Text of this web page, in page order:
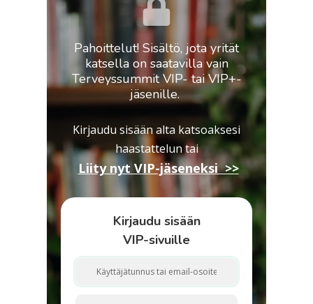
Pahoittelut! Sisältö, jota yrität
katsella on saatavilla vain
Terveyssummit VIP- tai VIP+-
jäsenille.
Kirjaudu sisään alta katsoaksesi
haastatteluntai
Liity nyt VIP-jäseneksi >>
Kirjaudu sisään
VIP-sivuille